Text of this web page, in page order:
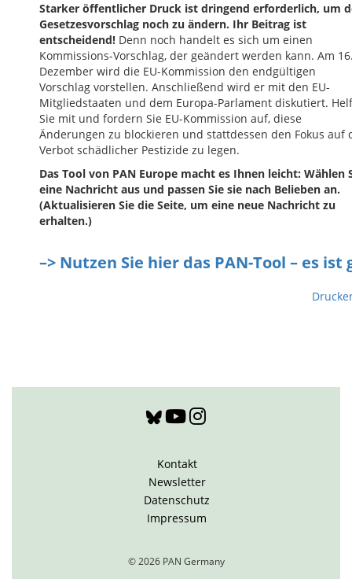
Starker öffentlicher Druck ist dringend erforderlich, um
Gesetzesvorschlag noch zu ändern. Ihr Beitrag ist
entscheidend! Denn noch handelt es sich um einen
Kommissions-Vorschlag, der geändert werden kann. Am
Dezember wird die EU-Kommission den endgültigen
Vorschlag vorstellen. Anschließend wird er mit den EU-
Mitgliedstaaten und dem Europa-Parlament diskutiert.
Sie mit und fordern Sie EU-Kommission auf, diese
Änderungen zu blockieren und stattdessen den Fokus auf
Verbot schädlicher Pestizide zu legen.
Das Tool von PAN Europe macht es Ihnen leicht: Wählen
eine Nachricht aus und passen Sie sie nach Belieben an.
(Aktualisieren Sie die Seite, um eine neue Nachricht zu
erhalten.)
–> Nutzen Sie hier das PAN-Tool – es ist
Kontakt
Newsletter
Datenschutz
Impressum
© 2026 PAN Germany